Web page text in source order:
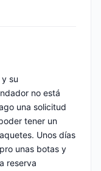
su
no está
una solicitud
tener un
Unos días
unas botas y
reserva